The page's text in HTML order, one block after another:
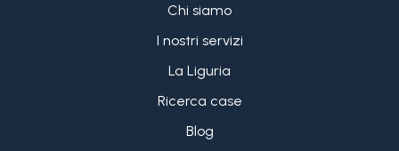
Chi siamo
I nostri servizi
La Liguria
Ricerca case
Blog